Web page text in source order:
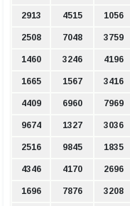
2913 4515 1056
2508 7048 3759
1460 3246 4196
1665 1567 3416
4409 6960 7969
9674 1327 3036
2516 9845 1835
4346 4170 2696
1696 7876 3208